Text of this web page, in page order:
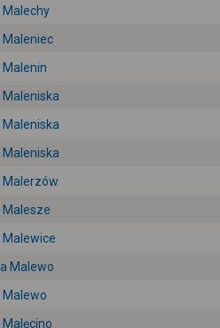
Malechy
Maleniec
Malenin
Maleniska
Maleniska
Maleniska
Malerzów
Malesze
Malewice
Malewo
Malewo
Malęcino